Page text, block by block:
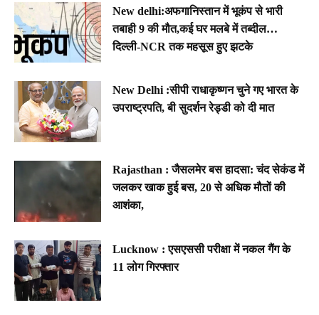
New delhi:अफगानिस्तान में भूकंप से भारी
तबाही 9 की मौत,कई घर मलबे में तब्दील…
दिल्ली-NCR तक महसूस हुए झटके
New Delhi :सीपी राधाकृष्णन चुने गए भारत के
उपराष्ट्रपति, बी सुदर्शन रेड्डी को दी मात
Rajasthan : जैसलमेर बस हादसा: चंद सेकंड में
जलकर खाक हुई बस, 20 से अधिक मौतों की
आशंका,
Lucknow : एसएससी परीक्षा में नकल गैंग के
11 लोग गिरफ्तार